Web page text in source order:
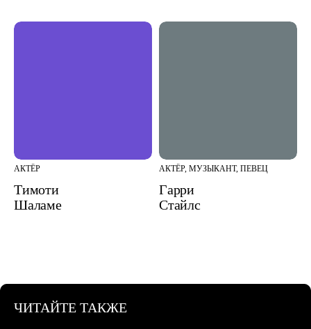
АКТЁР
Тимоти
Шаламе
АКТЁР, МУЗЫКАНТ, ПЕВЕЦ
Гарри
Стайлс
ЧИТАЙТЕ ТАКЖЕ